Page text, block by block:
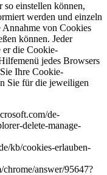
so einstellen können,
werden und einzeln
Annahme von Cookies
können. Jeder
er die Cookie-
jedes Browsers
Ihre Cookie-
Sie für die jeweiligen
de-
delete-manage-
kb/cookies-erlauben-
answer/95647?